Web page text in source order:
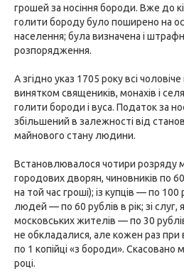
грошей за носіння бороди. Вже до
голити бороду було поширено на
населення; була визначена і
розпорядження.
А згідно указ 1705 року всі
винятком священиків, монахів і
голити бороди і вуса. Податок за
збільшений в залежності від
майнового стану людини.
Встановлювалося чотири розряду
городових дворян, чиновників по
на той час гроші); із купців — по 100
людей — по 60 рублів в рік; зі слуг,
московських жителів — по 30
не обкладалися, але кожен раз при
по 1 копійці «з бороди».
році.